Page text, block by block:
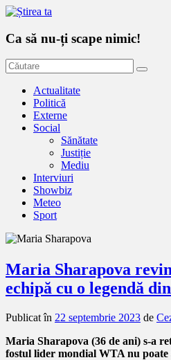
Ca să nu-ți scape nimic!
Actualitate
Politică
Externe
Social
Sănătate
Justiție
Mediu
Interviuri
Showbiz
Meteo
Sport
Maria Sharapova
echipă cu o legendă
Publicat în 22 septembrie 2023 de
Maria Sharapova (36 de ani) s-a
fostul lider mondial WTA nu poate